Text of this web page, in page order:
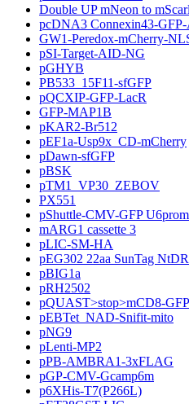
Double UP mNeon to
pcDNA3 Connexin43-
GW1-Peredox-mCherry-
pSI-Target-AID-NG
pGHYB
PB533_15F11-sfGFP
pQCXIP-GFP-LacR
GFP-MAP1B
pKAR2-Br512
pEF1a-Usp9x_CD-mCherry
pDawn-sfGFP
pBSK
pTM1_VP30_ZEBOV
PX551
pShuttle-CMV-GFP
mARG1 cassette 3
pLIC-SM-HA
pEG302 22aa SunTag
pBIG1a
pRH2502
pQUAST>stop>mCD8-GFP
pEBTet_NAD-Snifit-mito
pNG9
pLenti-MP2
pPB-AMBRA1-3xFLAG
pGP-CMV-Gcamp6m
p6XHis-T7(P266L)